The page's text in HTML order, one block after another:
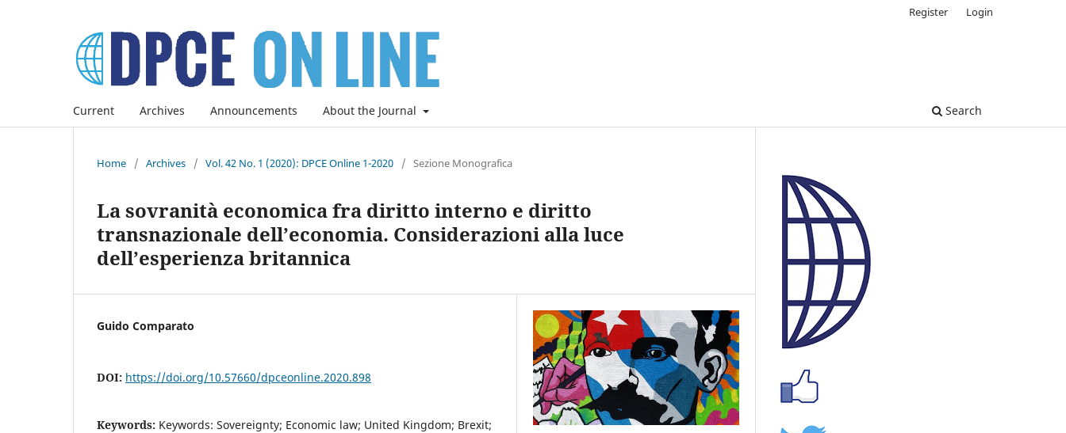
Current Archives Announcements About the Journal Search
Register Login
Home / Archives / Vol. 42 No. 1 (2020): DPCE Online 1-2020 / Sezione Monografica
La sovranità economica fra diritto interno e diritto
transnazionale dell’economia. Considerazioni alla luce
dell’esperienza britannica
Guido Comparato
DOI: https://doi.org/10.57660/dpceonline.2020.898
Keywords: Keywords: Sovereignty; Economic law; United Kingdom; Brexit;